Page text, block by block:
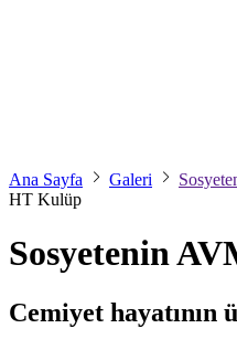
Ana Sayfa Galeri
HT Kulüp
Sosyetenin
Cemiyet